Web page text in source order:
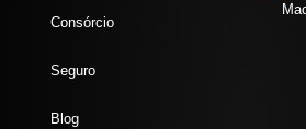
Consórcio
Seguro
Blog